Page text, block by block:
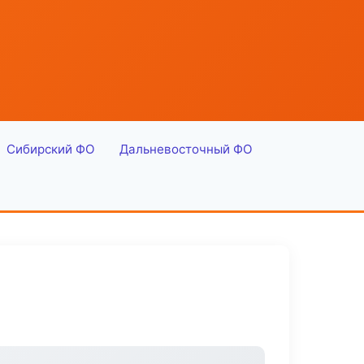
Сибирский ФО Дальневосточный ФО